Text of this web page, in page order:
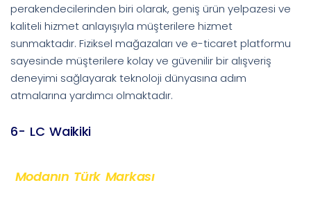
perakendecilerinden biri olarak, geniş ürün yelpazesi ve
kaliteli hizmet anlayışıyla müşterilere hizmet
sunmaktadır. Fiziksel mağazaları ve e-ticaret platformu
sayesinde müşterilere kolay ve güvenilir bir alışveriş
deneyimi sağlayarak teknoloji dünyasına adım
atmalarına yardımcı olmaktadır.
6- LC Waikiki
Modanın Türk Markası